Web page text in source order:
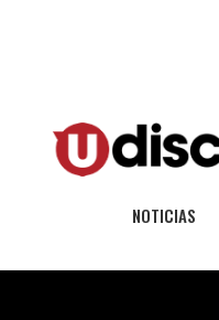
NOTICIAS